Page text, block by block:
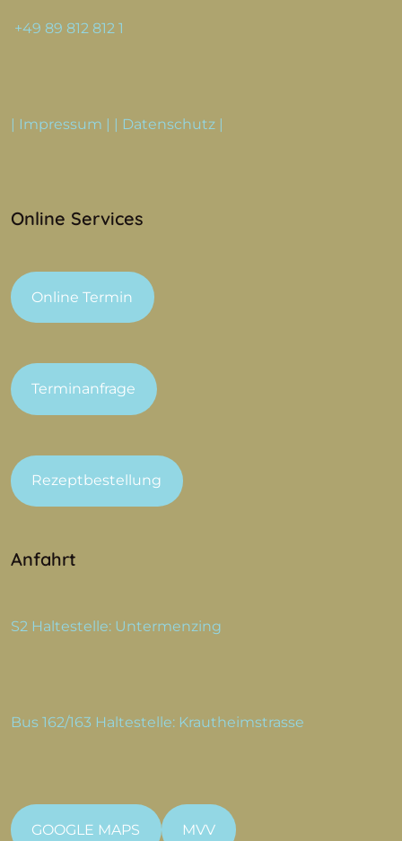
+49 89 812 812 1
| Impressum | | Datenschutz |
Online Services
Online Termin
Terminanfrage
Rezeptbestellung
Anfahrt
S2 Haltestelle: Untermenzing
Bus 162/163 Haltestelle: Krautheimstrasse
GOOGLE MAPS MVV